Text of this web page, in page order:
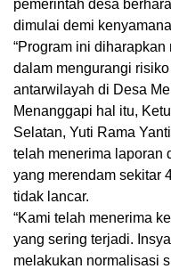
pemerintah desa
dimulai demi
“Program ini
dalam mengurangi
antarwilayah di Desa
Menanggapi hal itu,
Selatan, Yuti Rama
telah menerima laporan
yang merendam sekitar
tidak lancar.
“Kami telah menerima
yang sering terjadi.
melakukan normalisasi